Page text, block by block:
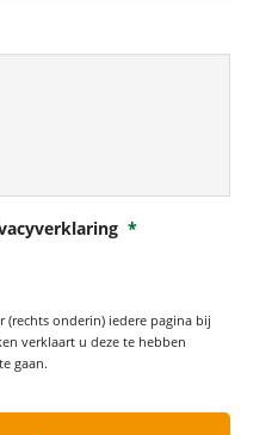
*
onderin) iedere pagina bij
verklaart u deze te hebben
gaan.